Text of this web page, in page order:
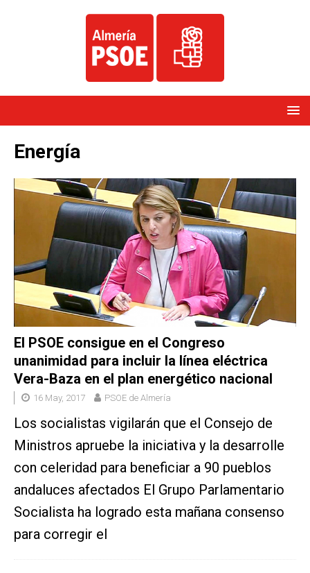
Energía
El PSOE consigue en el Congreso
unanimidad para incluir la línea eléctrica
Vera-Baza en el plan energético nacional
16 May, 2017 PSOE de Almería
Los socialistas vigilarán que el Consejo de
Ministros apruebe la iniciativa y la desarrolle
con celeridad para beneficiar a 90 pueblos
andaluces afectados El Grupo Parlamentario
Socialista ha logrado esta mañana consenso
para corregir el